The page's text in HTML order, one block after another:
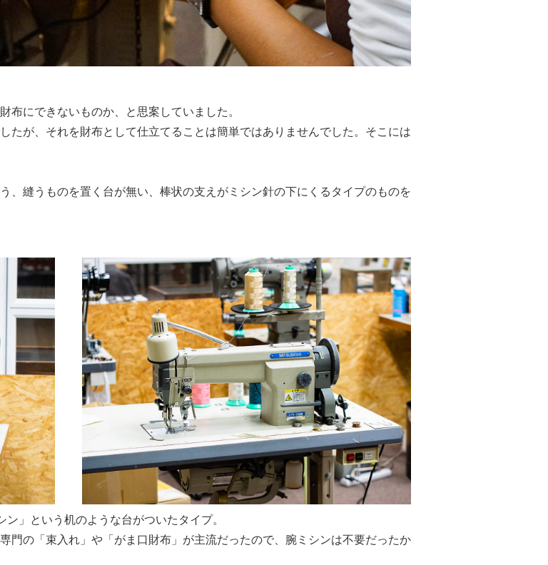
布にできないものか、と思案していました。
たが、それを財布として仕⽴てることは簡単ではありませんでした。そこには
、縫うものを置く台が無い、棒状の⽀えがミシン針の下にくるタイプのものを
」という机のような台がついたタイプ。
⾨の「束⼊れ」や「がま⼝財布」が主流だったので、腕ミシンは不要だったか